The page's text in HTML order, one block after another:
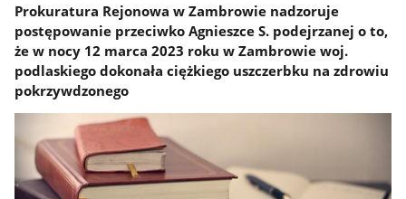
Prokuratura Rejonowa w Zambrowie nadzoruje
postępowanie przeciwko Agnieszce S. podejrzanej o to,
że w nocy 12 marca 2023 roku w Zambrowie woj.
podlaskiego dokonała ciężkiego uszczerbku na zdrowiu
pokrzywdzonego